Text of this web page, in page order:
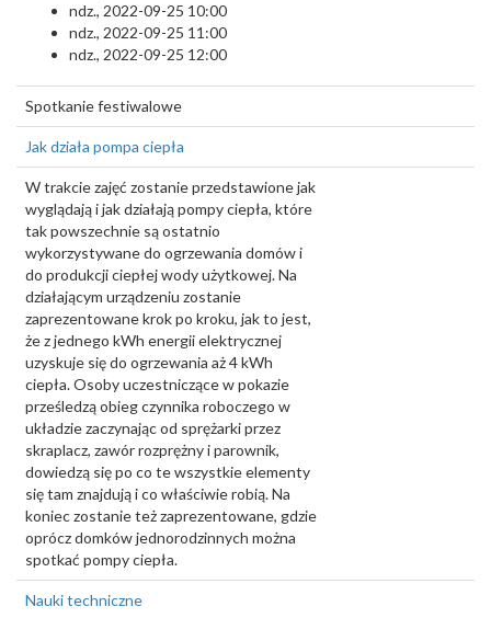
ndz., 2022-09-25 10:00
ndz., 2022-09-25 11:00
ndz., 2022-09-25 12:00
Spotkanie festiwalowe
Jak działa pompa ciepła
W trakcie zajęć zostanie przedstawione jak
wyglądają i jak działają pompy ciepła, które
tak powszechnie są ostatnio
wykorzystywane do ogrzewania domów i
do produkcji ciepłej wody użytkowej. Na
działającym urządzeniu zostanie
zaprezentowane krok po kroku, jak to jest,
że z jednego kWh energii elektrycznej
uzyskuje się do ogrzewania aż 4 kWh
ciepła. Osoby uczestniczące w pokazie
prześledzą obieg czynnika roboczego w
układzie zaczynając od sprężarki przez
skraplacz, zawór rozprężny i parownik,
dowiedzą się po co te wszystkie elementy
się tam znajdują i co właściwie robią. Na
koniec zostanie też zaprezentowane, gdzie
oprócz domków jednorodzinnych można
spotkać pompy ciepła.
Nauki techniczne